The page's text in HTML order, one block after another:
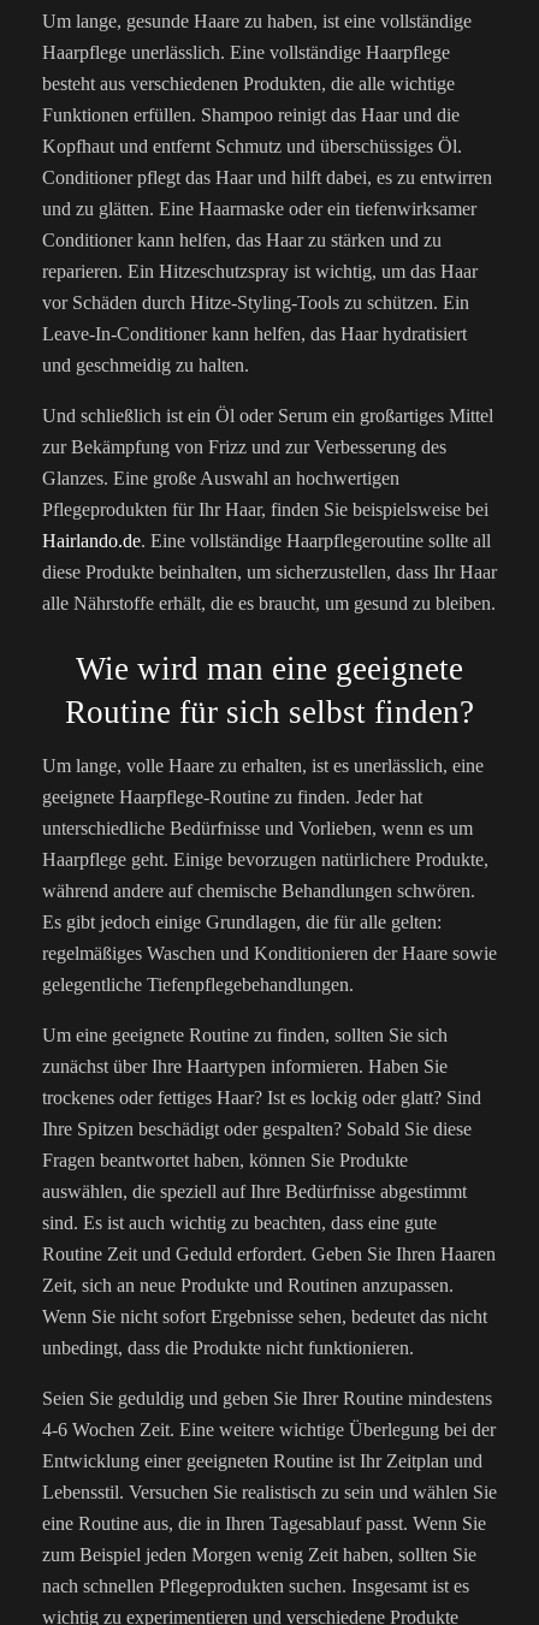
Um lange, gesunde Haare zu haben, ist eine vollständige
Haarpflege unerlässlich. Eine vollständige Haarpflege
besteht aus verschiedenen Produkten, die alle wichtige
Funktionen erfüllen. Shampoo reinigt das Haar und die
Kopfhaut und entfernt Schmutz und überschüssiges Öl.
Conditioner pflegt das Haar und hilft dabei, es zu entwirren
und zu glätten. Eine Haarmaske oder ein tiefenwirksamer
Conditioner kann helfen, das Haar zu stärken und zu
reparieren. Ein Hitzeschutzspray ist wichtig, um das Haar
vor Schäden durch Hitze-Styling-Tools zu schützen. Ein
Leave-In-Conditioner kann helfen, das Haar hydratisiert
und geschmeidig zu halten.
Und schließlich ist ein Öl oder Serum ein großartiges Mittel
zur Bekämpfung von Frizz und zur Verbesserung des
Glanzes. Eine große Auswahl an hochwertigen
Pflegeprodukten für Ihr Haar, finden Sie beispielsweise bei
Hairlando.de. Eine vollständige Haarpflegeroutine sollte all
diese Produkte beinhalten, um sicherzustellen, dass Ihr Haar
alle Nährstoffe erhält, die es braucht, um gesund zu bleiben.
Wie wird man eine geeignete
Routine für sich selbst finden?
Um lange, volle Haare zu erhalten, ist es unerlässlich, eine
geeignete Haarpflege-Routine zu finden. Jeder hat
unterschiedliche Bedürfnisse und Vorlieben, wenn es um
Haarpflege geht. Einige bevorzugen natürlichere Produkte,
während andere auf chemische Behandlungen schwören.
Es gibt jedoch einige Grundlagen, die für alle gelten:
regelmäßiges Waschen und Konditionieren der Haare sowie
gelegentliche Tiefenpflegebehandlungen.
Um eine geeignete Routine zu finden, sollten Sie sich
zunächst über Ihre Haartypen informieren. Haben Sie
trockenes oder fettiges Haar? Ist es lockig oder glatt? Sind
Ihre Spitzen beschädigt oder gespalten? Sobald Sie diese
Fragen beantwortet haben, können Sie Produkte
auswählen, die speziell auf Ihre Bedürfnisse abgestimmt
sind. Es ist auch wichtig zu beachten, dass eine gute
Routine Zeit und Geduld erfordert. Geben Sie Ihren Haaren
Zeit, sich an neue Produkte und Routinen anzupassen.
Wenn Sie nicht sofort Ergebnisse sehen, bedeutet das nicht
unbedingt, dass die Produkte nicht funktionieren.
Seien Sie geduldig und geben Sie Ihrer Routine mindestens
4-6 Wochen Zeit. Eine weitere wichtige Überlegung bei der
Entwicklung einer geeigneten Routine ist Ihr Zeitplan und
Lebensstil. Versuchen Sie realistisch zu sein und wählen Sie
eine Routine aus, die in Ihren Tagesablauf passt. Wenn Sie
zum Beispiel jeden Morgen wenig Zeit haben, sollten Sie
nach schnellen Pflegeprodukten suchen. Insgesamt ist es
wichtig zu experimentieren und verschiedene Produkte